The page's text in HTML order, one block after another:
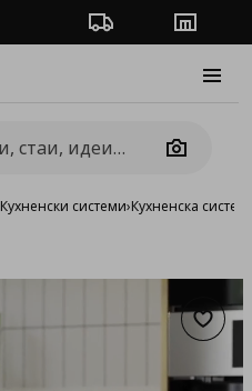
Проследяване на
Camera
Кухненски системи›Кухненска